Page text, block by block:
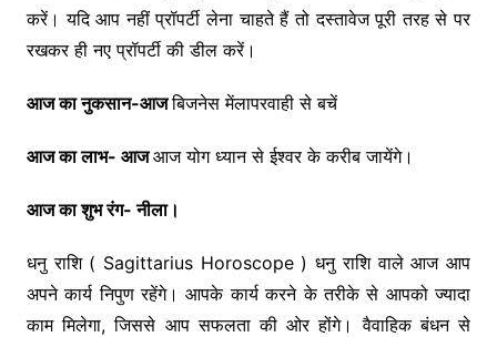
करें। यदि आप नहीं प्रॉपर्टी लेना चाहते हैं तो दस्तावेज पूरी तरह से पर
रखकर ही नए प्रॉपर्टी की डील करें।
आज का नुकसान-आजबिजनेस मेंलापरवाही से बचें
आज का लाभ- आजआज योग ध्यान से ईश्वर के करीब जायेंगे।
आज का शुभ रंग- नीला।
धनु राशि ( Sagittarius Horoscope ) धनु राशि वाले आज आप
अपने कार्य निपुण रहेंगे। आपके कार्य करने के तरीके से आपको ज्यादा
काम मिलेगा, जिससे आप सफलता की ओर होंगे। वैवाहिक बंधन से